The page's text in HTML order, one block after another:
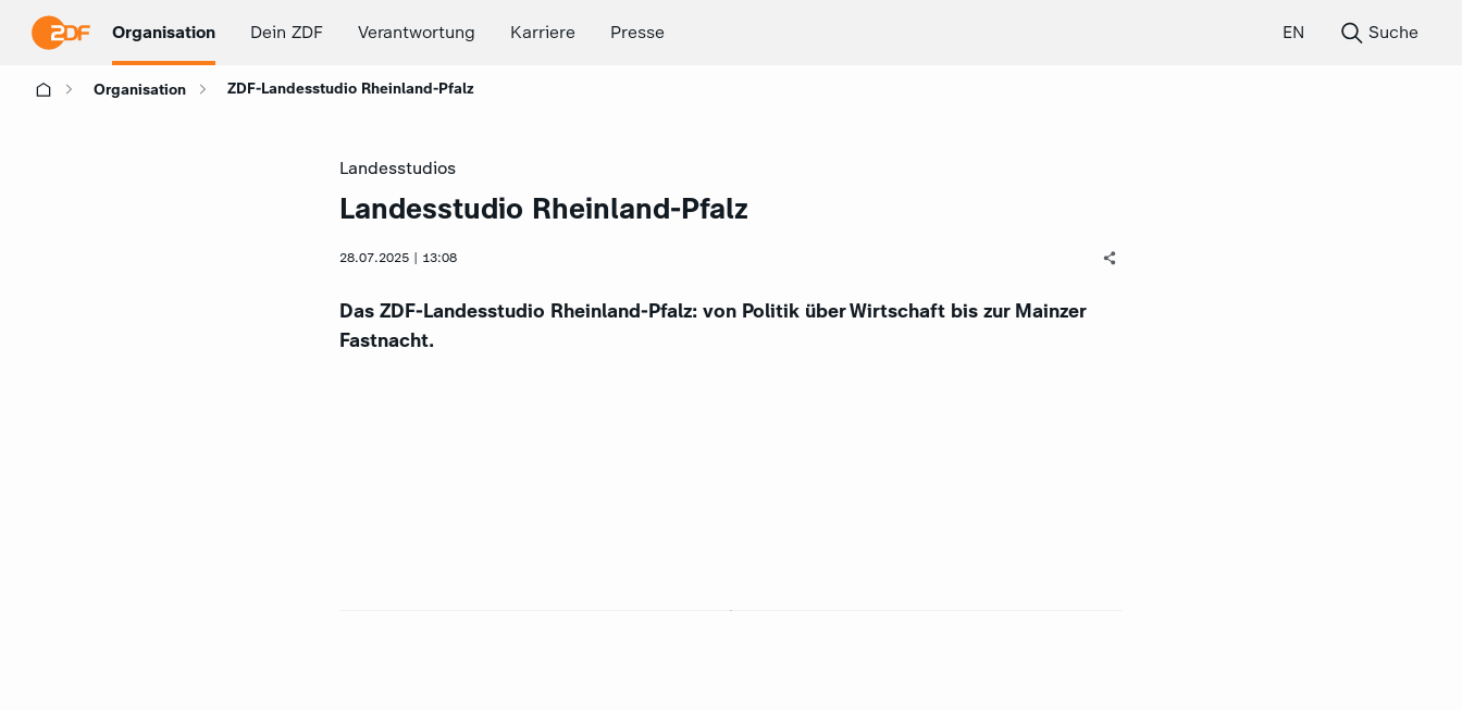
Organisation Dein ZDF Verantwortung Karriere Presse EN Suche
Organisation ZDF-Landesstudio Rheinland-Pfalz
Landesstudios
:Landesstudio Rheinland-Pfalz
28.07.2025 | 13:08
Das ZDF-Landesstudio Rheinland-Pfalz: von Politik über Wirtschaft bis zur Mainzer
Fastnacht.